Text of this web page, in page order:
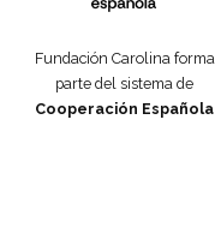
Fundación Carolina forma
parte del sistema de
Cooperación Española